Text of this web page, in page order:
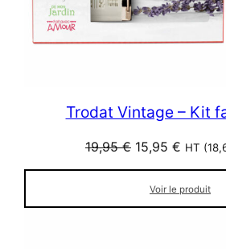
Trodat Vintage – Kit
19,95€ Le
initial
était :
15,95 € Le
actuel
est :
HT (
Voir le produit